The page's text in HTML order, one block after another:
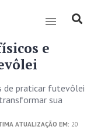
e
de praticar futevôlei
sua
ATUALIZAÇÃO EM: 20